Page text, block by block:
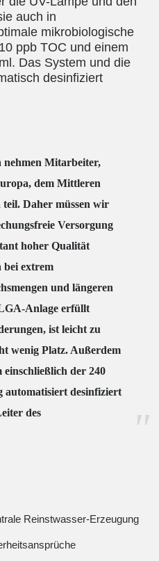
auch in
mikrobiologische
ppb TOC und einem
Das System und die
desinfiziert
nehmen Mitarbeiter,
dem Mittleren
Daher müssen wir
Versorgung
hoher Qualität
bei extrem
und längeren
Anlage erfüllt
ist leicht zu
wenig Platz. Außerdem
einschließlich der 240
automatisiert desinfiziert
des
Reinstwasser-Erzeugung